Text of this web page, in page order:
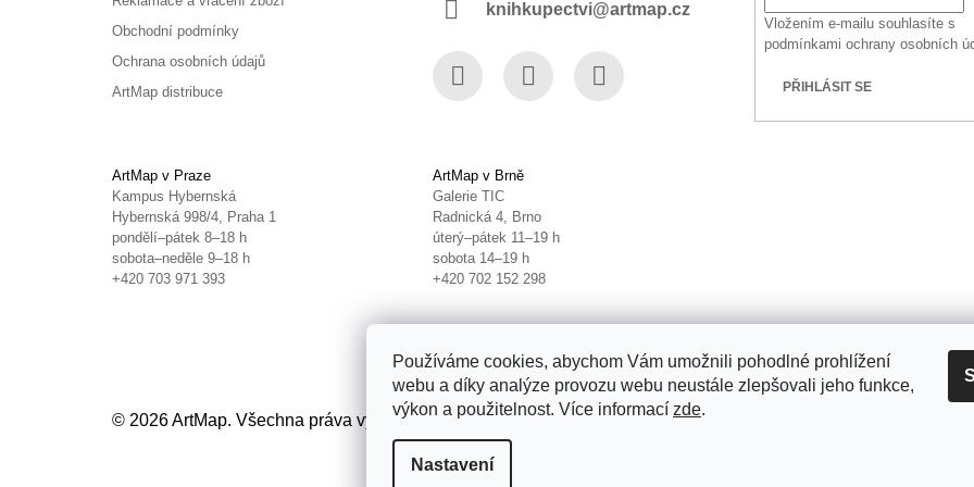
Používáme cookies, abychom Vám umožnili pohodlné prohlížení
webu a díky analýze provozu webu neustále zlepšovali jeho funkce,
výkon a použitelnost. Více informací zde.
Nastavení
Obchodní podmínky
Ochrana osobních údajů
ArtMap distribuce
knihkupectvi@artmap.cz
Vložením e-mailu souhlasíte s
podmínkami ochrany osobních
PŘIHLÁSIT SE
ArtMap v Praze
Kampus Hybernská
Hybernská 998/4, Praha 1
pondělí–pátek 8–18 h
sobota–neděle 9–18 h
+420 703 971 393
ArtMap v Brně
Galerie TIC
Radnická 4, Brno
úterý–pátek 11–19 h
sobota 14–19 h
+420 702 152 298
© 2026 ArtMap. Všechna práva vyhrazena.Upravit nastavení cookies